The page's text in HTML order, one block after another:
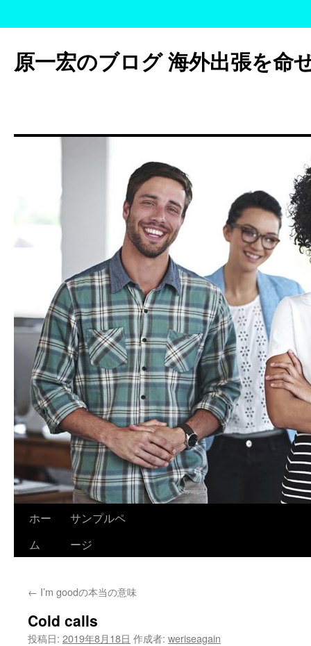
テ
ン
ッ
原一宏のブログ 海外出張を命
ホー
ム
サンプルペ
ージ
← I’m goodの本当の意味
Cold calls
投稿日: 2019年8月18日 作成者: weriseagain